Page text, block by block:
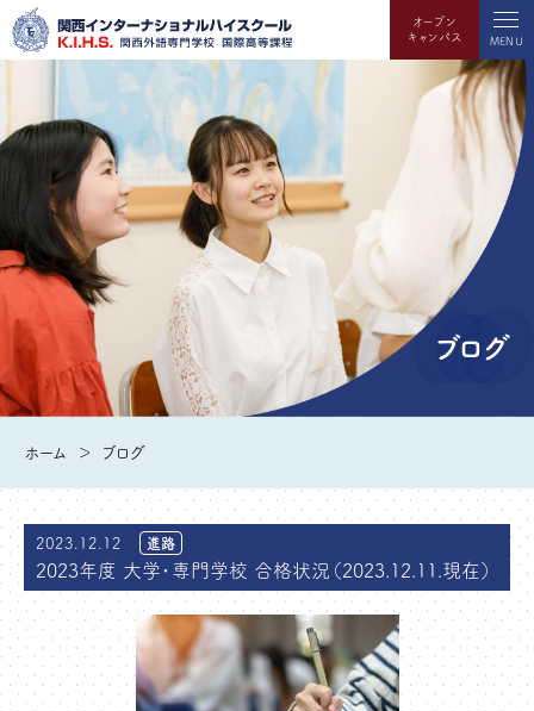
オープン
キャンパス
MENU
ブログ
ホーム ブログ
2023.12.12 進路
2023年度 大学・専門学校 合格状況（2023.12.11.現在）